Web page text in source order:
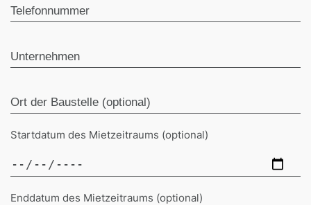
Startdatum des Mietzeitraums (optional)
Enddatum des Mietzeitraums (optional)